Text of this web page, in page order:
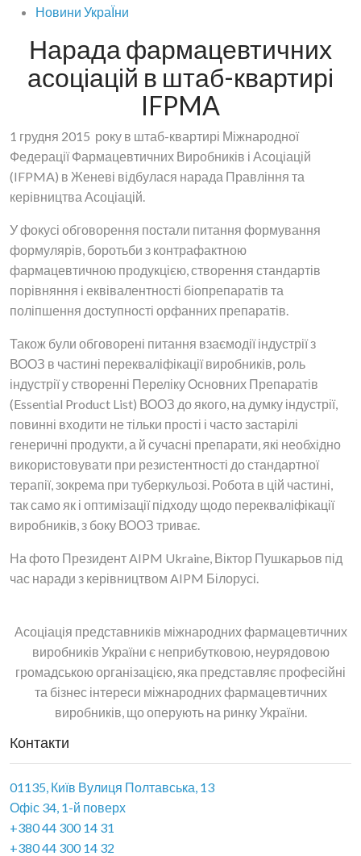
Новини УкраЇни
Нарада фармацевтичних
асоціацій в штаб-квартирі
IFPMA
1 грудня 2015 року в штаб-квартирі Міжнародної
Федерації Фармацевтичних Виробників і Асоціацій
(IFPMA) в Женеві відбулася нарада Правління та
керівництва Асоціацій.
У фокусі обговорення постали питання формування
формулярів, боротьби з контрафактною
фармацевтичною продукцією, створення стандартів
порівняння і еквівалентності біопрепаратів та
поліпшення доступності орфанних препаратів.
Також були обговорені питання взаємодії індустрії з
ВООЗ в частині перекваліфікації виробників, роль
індустрії у створенні Переліку Основних Препаратів
(Essential Product List) ВООЗ до якого, на думку індустрії,
повинні входити не тільки прості і часто застарілі
генеричні продукти, а й сучасні препарати, які необхідно
використовувати при резистентності до стандартної
терапії, зокрема при туберкульозі. Робота в цій частині,
так само як і оптимізації підходу щодо перекваліфікації
виробників, з боку ВООЗ триває.
На фото Президент AIPM Ukraine, Віктор Пушкарьов під
час наради з керівництвом AIPM Білорусі.
Асоціація представників міжнародних фармацевтичних
виробників України є неприбутковою, неурядовою
громадською організацією, яка представляє професійні
та бізнес інтереси міжнародних фармацевтичних
виробників, що оперують на ринку України.
Контакти
01135, Київ Вулиця Полтавська, 13
Офіс 34, 1-й поверх
+380 44 300 14 31
+380 44 300 14 32